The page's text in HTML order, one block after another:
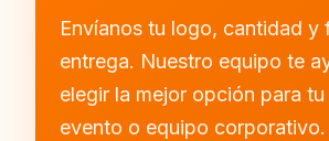
Envíanos tu logo, cantidad y
entrega. Nuestro equipo te
elegir la mejor opción para
evento o equipo corporativo.